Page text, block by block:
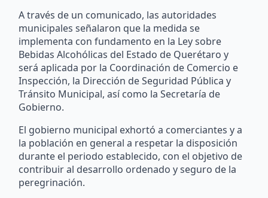
A través de un comunicado, las autoridades
municipales señalaron que la medida se
implementa con fundamento en la Ley sobre
Bebidas Alcohólicas del Estado de Querétaro y
será aplicada por la Coordinación de Comercio e
Inspección, la Dirección de Seguridad Pública y
Tránsito Municipal, así como la Secretaría de
Gobierno.
El gobierno municipal exhortó a comerciantes y a
la población en general a respetar la disposición
durante el periodo establecido, con el objetivo de
contribuir al desarrollo ordenado y seguro de la
peregrinación.